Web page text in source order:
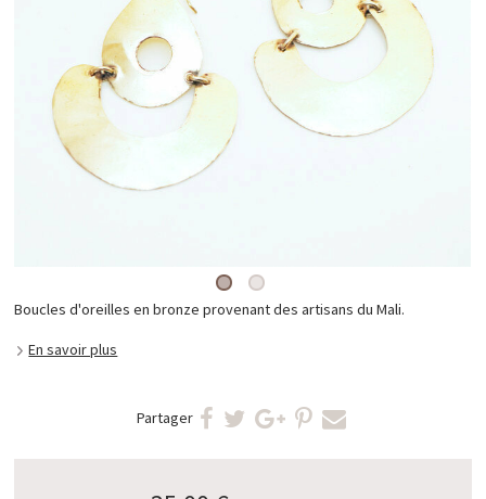
Boucles d'oreilles en bronze provenant des artisans du Mali.
En savoir plus
Partager